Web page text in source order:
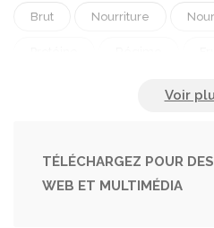
Brut Nourriture
Dessert
Végétarien Agriculture
Organique Séché
TÉLÉCHARGEZ POUR
WEB ET MULTIMÉDIA